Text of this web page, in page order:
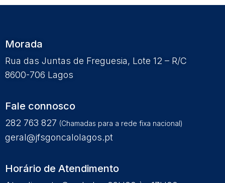
Morada
Rua das Juntas de Freguesia, Lote 12 – R/C
8600-706 Lagos
Fale connosco
282 763 827 (Chamadas para a rede fixa nacional)
geral@jfsgoncalolagos.pt
Horário de Atendimento